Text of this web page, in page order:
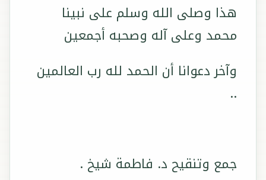
هذا وصلى الله وسلم على نبينا
محمد وعلى آله وصحبه أجمعين
وآخر دعوانا أن الحمد لله رب العالمين
..
جمع وتنقيح د. فاطمة شيخ .